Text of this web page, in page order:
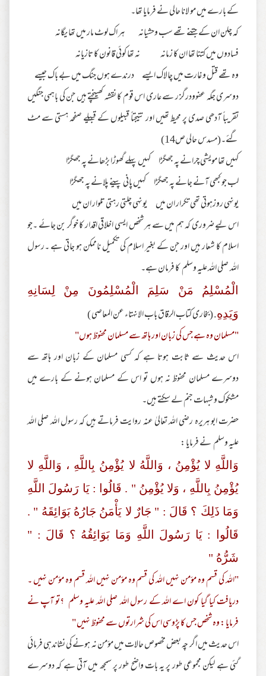
کے بارے میں مو لانا حالی نے فرمایا تھا۔
کہ چلن ان کے جتنے تھے سب وحشیانہ ہر اک لوٹ مار میں تھا یگانہ
فسادوں میں کتنا تھا ان کا زمانہ نہ تھا کوئی قانون کا تازیانہ
وہ تھے قتل و غارت میں چالاک ایسے درندے ہوں جنگ میں بے باک جیسے
دوسری جگہ عفوودرگز ر سے عاری اس قوم کا نقشہ کھینچتے ہیں جن کی باہمی جنگیں
تقریباً آدھی صدی پر محیط تھیں اور نتیجتاً قبیلوں کے قبیلے صفحہ ہستی سے مٹ
گئے۔(مسدس حالی ص14)
کہیں تھا مویشی چرانے پہ جھگڑا کہیں پہلے گھوڑا بڑھانے پہ جھگڑا
لب جو کبھی آنے جانے پہ جھگڑا کہیں پانی پینے پلانے پہ جھگڑا
یونہی روزہوتی تھی تکرار ان میں یونہی چلتی رہتی تلوار ان میں
اس لیے ضروری کہ ہم میں سے ہر شخص ایسی اخلاقی اقدار کا خوگر بن جائے ۔جو
اسلام کا شعار ہیں اور جن کے بغیر اسلام کی تکمیل ناممکن ہو جاتی ہے ۔رسول
اللہ صلی اللہ علیہ وسلم کا فرمان ہے۔
الْمُسْلِمُ مَنْ سَلِمَ الْمُسْلِمُونَ مِنْ لِسَانِهِ
وَيَدِهِ. (بخاری کتاب الرقاق باب الانہتاء عن المعاصی )
"مسلمان وہ ہے جس کی زبان اور ہاتھ سے مسلمان محفوظ ہوں"
اس حدیث سے ثابت ہوتا ہے کہ کسی مسلمان کے زبان اور ہاتھ سے
دوسرے مسلمان محفوظ نہ ہوں تو اس کے مسلمان ہونے کے بارے میں
مشکوک و شبہات جنم لے سکتے ہیں۔
حضرت ابو ہریرہ رضی اللہ تعالیٰ عنہ روایت فرماتے ہیں کہ رسول اللہ صلی اللہ
علیہ وسلم نے فرمایا :
وَاللَّهِ لا يُؤْمِنُ ، وَاللَّهُ لا يُؤْمِنُ بِاللَّهِ ، وَاللَّهِ لا
يُؤْمِنُ بِاللَّهِ ، وَلا يُؤْمِنُ " . قَالُوا : يَا رَسُولَ اللَّهِ
وَمَا ذَلِكَ ؟ قَالَ : " جَارٌ لا يَأْمَنُ جَارُهُ بَوَائِقَهُ " .
قَالُوا : يَا رَسُولَ اللَّهِ وَمَا بَوَائِقُهُ ؟ قَالَ : "
شَرُّهُ "
"اللہ کی قسم وہ مؤمن نہیں اللہ کی قسم وہ مؤمن نہیں اللہ قسم وہ مؤمن نہیں ۔
دریافت کیا گیا کون اے اللہ کے رسول اللہ صلی اللہ علیہ وسلم ؟تو آپ نے
فرمایا : وہ شخص جس کا پڑوسی اس کی شرارتوں سے محفوظ نہیں "
اس حدیث میں اگر چہ بعض مخصوص حالات میں مؤمن نہ ہونے کی نشاندہی فرمائی
گئی ہے لیکن مجموعی طور پر یہ بات واضح طور پر سمجھ میں آتی ہے کہ دوسرے